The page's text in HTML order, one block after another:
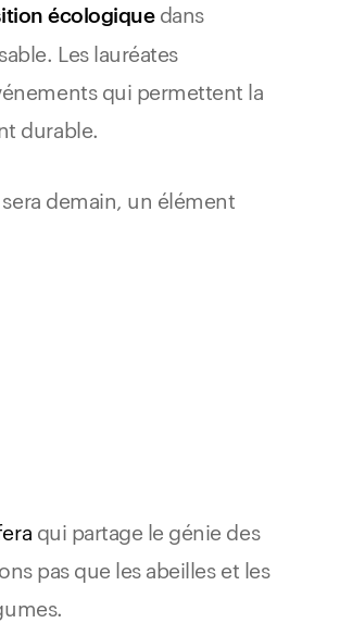
écologiquedans
Les lauréates
qui permettent la
durable.
demain, un élément
qui partage le génie des
pas que les abeilles et les